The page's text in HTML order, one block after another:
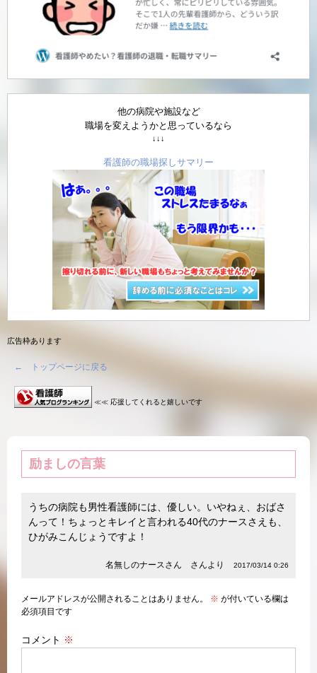
他の病院や施設など
職場を変えようかと思っているなら
↓↓↓
看護師の職場探しサマリー
広告枠あります
← トップページに戻る
≪≪ 応援してくれると嬉しいです
励ましの言葉
うちの病院も男性看護師には、優しい。いやねぇ、おばさ
んって！ちょっとキレイと言われる40代のナースさえも、
ひがみこんじょうですよ！
名無しのナースさん さんより 2017/03/14 0:26
メールアドレスが公開されることはありません。 ※ が付いている欄は
必須項目です
コメント ※